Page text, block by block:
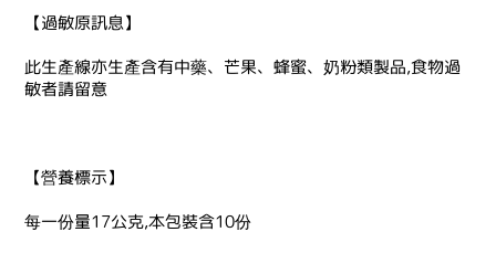
【過敏原訊息】
此生產線亦生產含有中藥、芒果、蜂蜜、奶粉類製品,食物過
敏者請留意
【營養標示】
每一份量17公克,本包裝含10份